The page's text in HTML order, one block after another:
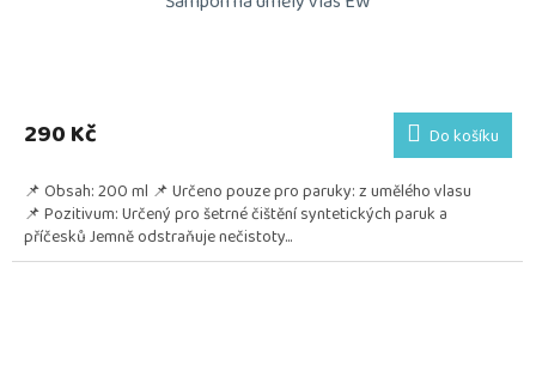
290 Kč Do košíku
📌 Obsah: 200 ml 📌 Určeno pouze pro paruky: z umělého vlasu
📌 Pozitivum: Určený pro šetrné čištění syntetických paruk a
příčesků Jemně odstraňuje nečistoty...